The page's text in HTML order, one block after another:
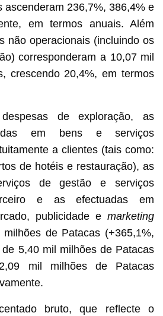
ascenderam 236,7%, 386,4% e
em termos anuais. Além
não operacionais (incluindo os
corresponderam a 10,07 mil
crescendo 20,4%, em termos
de exploração, as
em bens e serviços
a clientes (tais como:
de hotéis e restauração), as
de gestão e serviços
e as efectuadas em
publicidade emarketing
de Patacas (+365,1%,
5,40 mil milhões de Patacas
mil milhões de Patacas
bruto, que reflecte o